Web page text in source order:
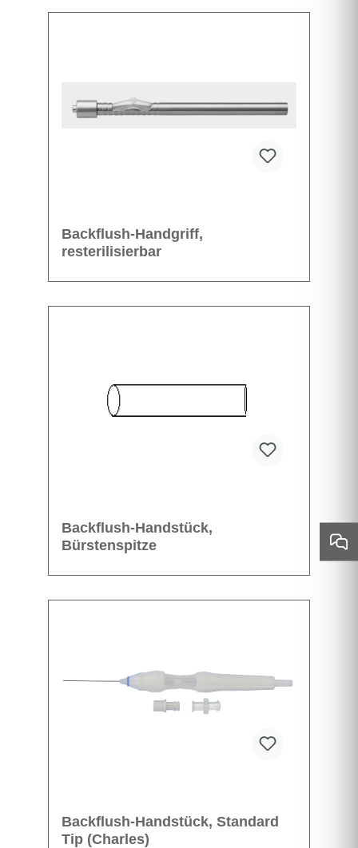
Backflush-Handgriff,
resterilisierbar
Backflush-Handstück,
Bürstenspitze
Backflush-Handstück, Standard
Tip (Charles)